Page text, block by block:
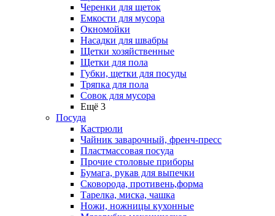
Черенки для щеток
Емкости для мусора
Окномойки
Насадки для швабры
Щетки хозяйственные
Щетки для пола
Губки, щетки для посуды
Тряпка для пола
Совок для мусора
Ещё 3
Посуда
Кастрюли
Чайник заварочный, френч-пресс
Пластмассовая посуда
Прочие столовые приборы
Бумага, рукав для выпечки
Сковорода, противень,форма
Тарелка, миска, чашка
Ножи, ножницы кухонные